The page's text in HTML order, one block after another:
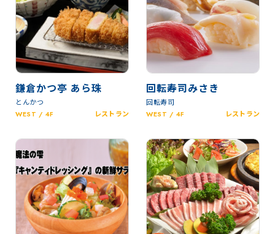
鎌倉かつ亭 あら珠
とんかつ
WEST / 4F
レストラン
回転寿司みさき
回転寿司
WEST / 4F
レストラン